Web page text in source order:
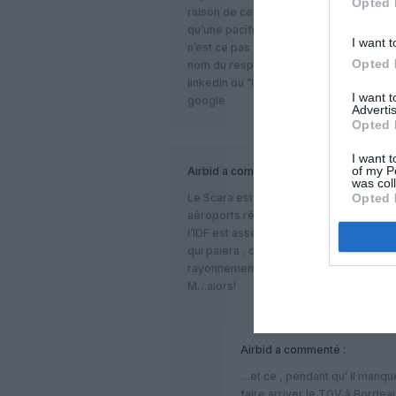
I want
Opted
I want
Opted
I want
of my
was
Opted
raison de ce choix soit fait pour
qu’une pacification et fiabilisation de
n’est ce pas au final moins onéreux
nom du responsable de ce projet sur
linkedin ou ‎”Chef de Projet GC chez
google
Airbid a commenté :
Le Scara est bien aimable quand il
aéroports régionaux aille au
l’IDF est assez riche pour se payer cet
qui paiera , donc nous tous, comme
rayonnement de Paris!
M…alors!
Airbid a commenté :
…et ce , pendant qu’ il